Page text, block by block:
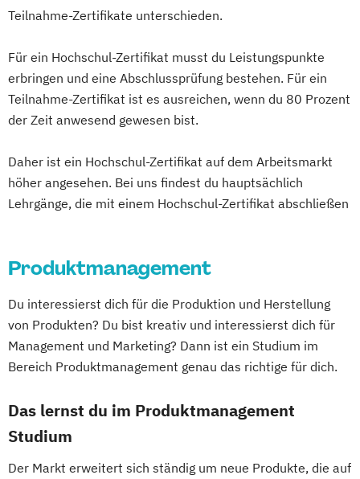
Informatik
Ingenieurpsychologie
Kommunikationsdesign
Kunststofftechnik
Lebensmittelverfahrenstechnik
Maschinenbau Materials Science
Mathematik für Studierende
ingenieurwissenschaftlicher Fächer
Mechatronik Mediengestaltung
Medizintechnik
Mensch-Computer-Interaktion
Nachhaltiges Design
Nationale und internationale Zertifizierung
New Venture Management
Professional Software Engineering
Personalentwickler/-in (IHK)
Social Media Manager/in (IHK)
Social Media Recruiter/-in (IHK)
Teilnahme-Zertifikate unterschieden.
Für ein Hochschul-Zertifikat musst du Leistungspunkte
erbringen und eine Abschlussprüfung bestehen. Für ein
Teilnahme-Zertifikat ist es ausreichen, wenn du 80 Prozent
der Zeit anwesend gewesen bist.
Daher ist ein Hochschul-Zertifikat auf dem Arbeitsmarkt
höher angesehen. Bei uns findest du hauptsächlich
Lehrgänge, die mit einem Hochschul-Zertifikat abschließen
Produktmanagement
Du interessierst dich für die Produktion und Herstellung
von Produkten? Du bist kreativ und interessierst dich für
Management und Marketing? Dann ist ein Studium im
Bereich Produktmanagement genau das richtige für dich.
Das lernst du im Produktmanagement
Studium
Der Markt erweitert sich ständig um neue Produkte, die auf